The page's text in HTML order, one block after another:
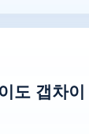
도 갭차